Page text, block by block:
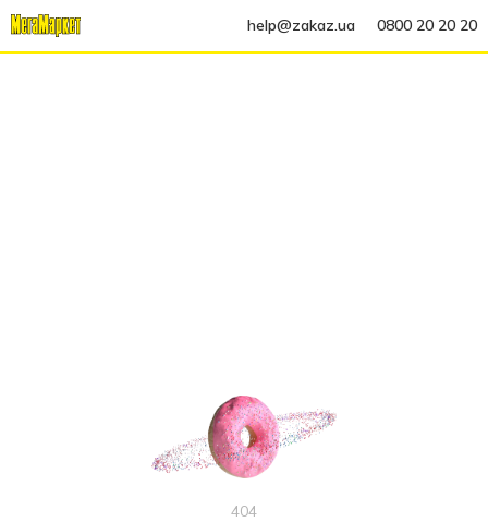
help@zakaz.ua 0800 20 20 20
404